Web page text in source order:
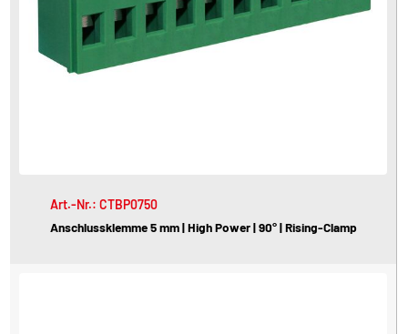
Art.-Nr.: CTBP0750
Anschlussklemme 5 mm | High Power | 90° | Rising-Clamp